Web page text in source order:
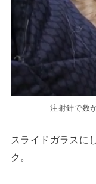
注射針で数
スライドガラスに
ク。